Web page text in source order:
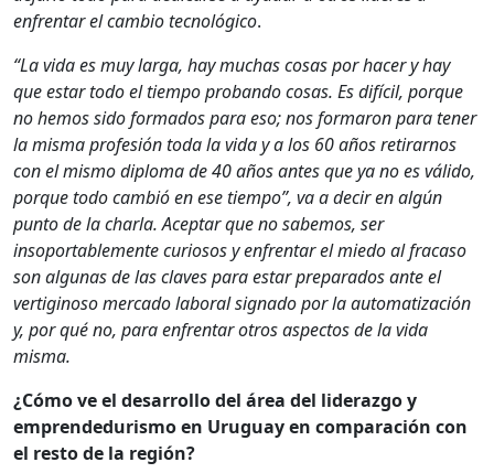
enfrentar el cambio tecnológico.
“La vida es muy larga, hay muchas cosas por hacer y hay
que estar todo el tiempo probando cosas. Es difícil, porque
no hemos sido formados para eso; nos formaron para tener
la misma profesión toda la vida y a los 60 años retirarnos
con el mismo diploma de 40 años antes que ya no es válido,
porque todo cambió en ese tiempo”, va a decir en algún
punto de la charla. Aceptar que no sabemos, ser
insoportablemente curiosos y enfrentar el miedo al fracaso
son algunas de las claves para estar preparados ante el
vertiginoso mercado laboral signado por la automatización
y, por qué no, para enfrentar otros aspectos de la vida
misma.
¿Cómo ve el desarrollo del área del liderazgo y
emprendedurismo en Uruguay en comparación con
el resto de la región?